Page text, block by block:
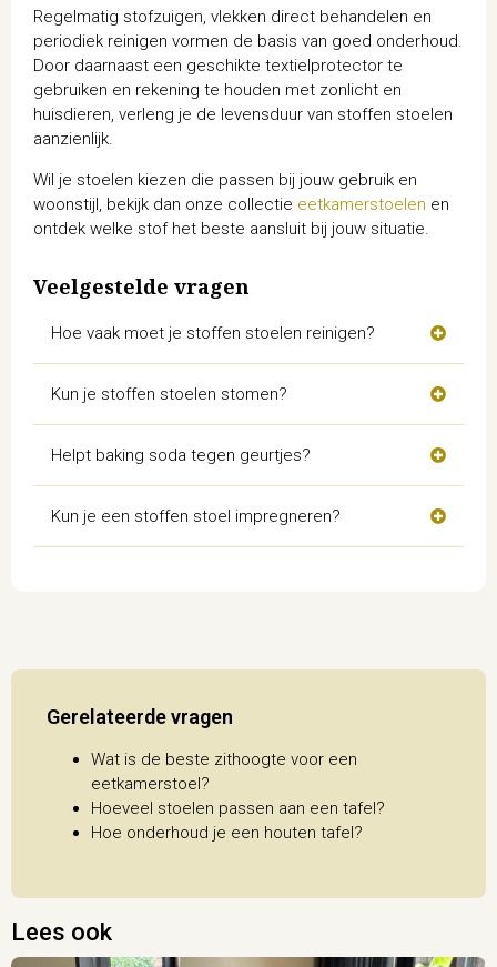
Regelmatig stofzuigen, vlekken direct behandelen en
periodiek reinigen vormen de basis van goed onderhoud.
Door daarnaast een geschikte textielprotector te
gebruiken en rekening te houden met zonlicht en
huisdieren, verleng je de levensduur van stoffen stoelen
aanzienlijk.
Wil je stoelen kiezen die passen bij jouw gebruik en
woonstijl, bekijk dan onze collectie eetkamerstoelen en
ontdek welke stof het beste aansluit bij jouw situatie.
Veelgestelde vragen
Hoe vaak moet je stoffen stoelen reinigen?
Kun je stoffen stoelen stomen?
Helpt baking soda tegen geurtjes?
Kun je een stoffen stoel impregneren?
Lees ook
Gerelateerde vragen
Wat is de beste zithoogte voor een
eetkamerstoel?
Hoeveel stoelen passen aan een tafel?
Hoe onderhoud je een houten tafel?